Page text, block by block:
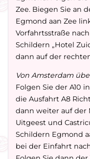
Zee. Biegen Sie an
Egmond aan Zee
Vorfahrtsstraße
Schildern „Hotel
dann auf der
Von Amsterdam
Folgen Sie der A10
die Ausfahrt A8
dann weiter auf der
Uitgeest und
Schildern Egmond
bei der Einfahrt